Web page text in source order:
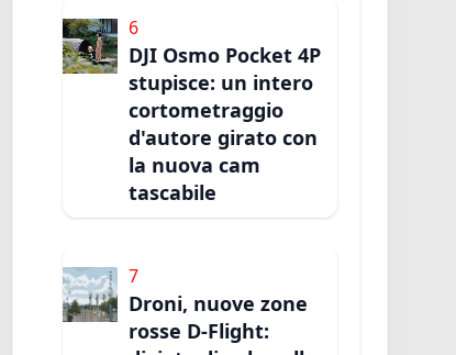
6
DJI Osmo Pocket 4P
stupisce: un intero
cortometraggio
d'autore girato con
la nuova cam
tascabile
7
Droni, nuove zone
rosse D-Flight: